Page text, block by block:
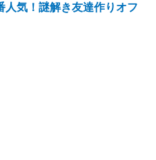
人気！謎解き友達作りオフ